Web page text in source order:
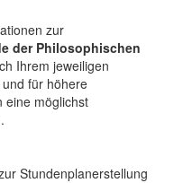
zur
der Philosophischen
Ihrem jeweiligen
für höhere
eine möglichst
Stundenplanerstellung